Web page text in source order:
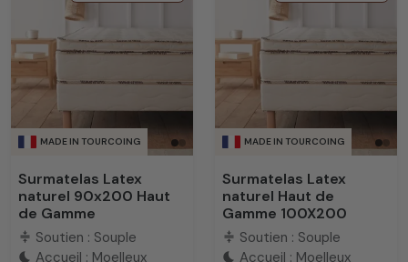
MADE IN TOURCOING
Surmatelas Latex
naturel 90x200 Haut
de Gamme
compress Soutien : Souple
bedtime Accueil : Moelleux
MADE IN TOURCOING
Surmatelas Latex
naturel Haut de
Gamme 100X200
compress Soutien : Souple
bedtime Accueil : Moelleux